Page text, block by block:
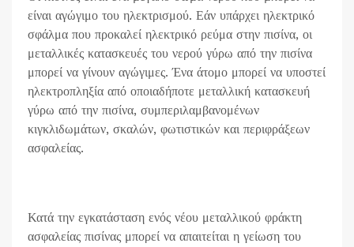
είναι αγώγιμο του ηλεκτρισμού. Εάν υπάρχει ηλεκτρικό
σφάλμα που προκαλεί ηλεκτρικό ρεύμα στην πισίνα, οι
μεταλλικές κατασκευές του νερού γύρω από την πισίνα
μπορεί να γίνουν αγώγιμες. Ένα άτομο μπορεί να υποστεί
ηλεκτροπληξία από οποιαδήποτε μεταλλική κατασκευή
γύρω από την πισίνα, συμπεριλαμβανομένων
κιγκλιδωμάτων, σκαλών, φωτιστικών και περιφράξεων
ασφαλείας.
Κατά την εγκατάσταση ενός νέου μεταλλικού φράκτη
ασφαλείας πισίνας μπορεί να απαιτείται η γείωση του